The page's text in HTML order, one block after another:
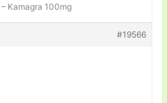
– Kamagra 100mg
#19566